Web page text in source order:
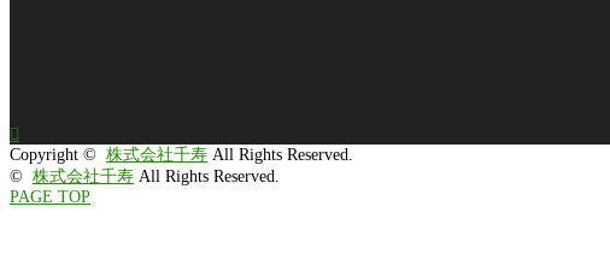

Copyright © 株式会社千寿 All Rights Reserved.
© 株式会社千寿 All Rights Reserved.
PAGE TOP